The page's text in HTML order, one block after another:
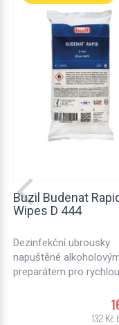
Buzil Budenat
Wipes D 444
Dezinfekční ubrousky
napuštěné
preparátem pro rychlou
utěrky vhodné pro
potravinářském
132 Kč